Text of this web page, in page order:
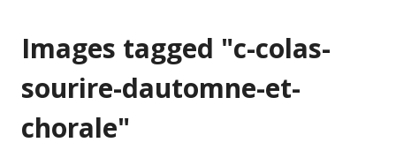
Images tagged "c-colas-
sourire-dautomne-et-
chorale"